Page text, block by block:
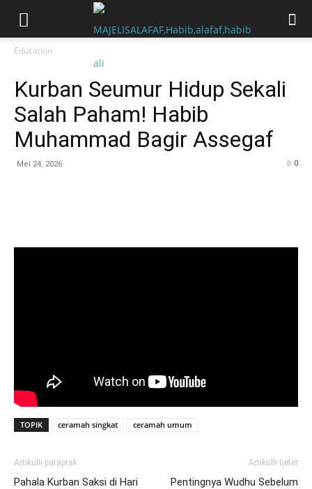
Education
Kurban Seumur Hidup Sekali
Salah Paham! Habib
Muhammad Bagir Assegaf
Mei 24, 2026 0
TOPIK ceramah singkat ceramah umum
Artikulli paraprak
Pahala Kurban Saksi di Hari
Artikulli tjetër
Pentingnya Wudhu Sebelum